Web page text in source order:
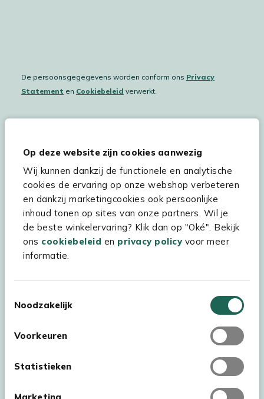
Op deze website zijn cookies aanwezig
Wij kunnen dankzij de functionele en analytische
cookies de ervaring op onze webshop verbeteren
en dankzij marketingcookies ook persoonlijke
inhoud tonen op sites van onze partners. Wil je
de beste winkelervaring? Klik dan op "Oké". Bekijk
ons cookiebeleid en privacy policyvoor meer
informatie.
Noodzakelijk
Voorkeuren
Statistieken
De persoonsgegegevens worden conform ons Privacy
Statement en Cookiebeleid verwerkt.
Hulp & service
Assortiment
Kees Smit Tuinmeubelen
Experience Stores XXL